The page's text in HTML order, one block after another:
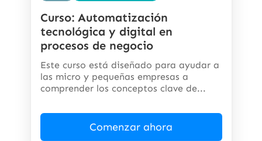
Curso: Automatización
tecnológica y digital en
procesos de negocio
Este curso está diseñado para ayudar a
las micro y pequeñas empresas a
comprender los conceptos clave de...
Comenzar ahora